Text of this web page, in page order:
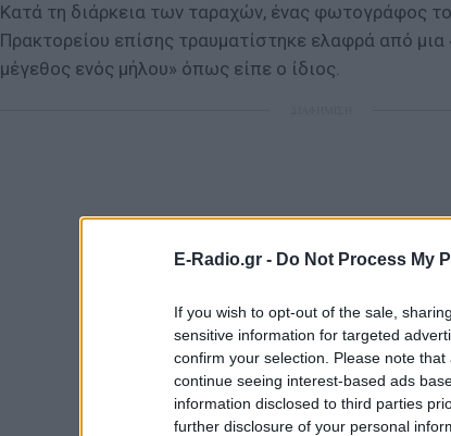
E-Radio.gr - Do Not Process My
If you wish to opt-out of the sale,
sensitive information for targeted
confirm your selection. Please note
continue seeing interest-based ads
information disclosed to third parties
further disclosure of your personal
Κατά τη διάρκεια των ταραχών, ένας φωτογράφος
Πρακτορείου επίσης τραυματίστηκε ελαφρά από μια
μέγεθος ενός μήλου» όπως είπε ο ίδιος.